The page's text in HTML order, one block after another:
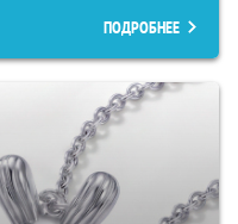
ПОДРОБНЕЕ